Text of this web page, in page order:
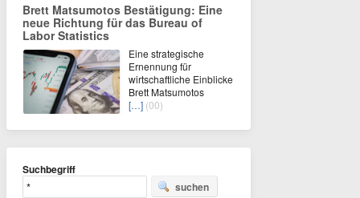
Brett Matsumotos Bestätigung: Eine
neue Richtung für das Bureau of
Labor Statistics
Eine strategische
Ernennung für
wirtschaftliche Einblicke
Brett Matsumotos
[…] (00)
Suchbegriff
suchen